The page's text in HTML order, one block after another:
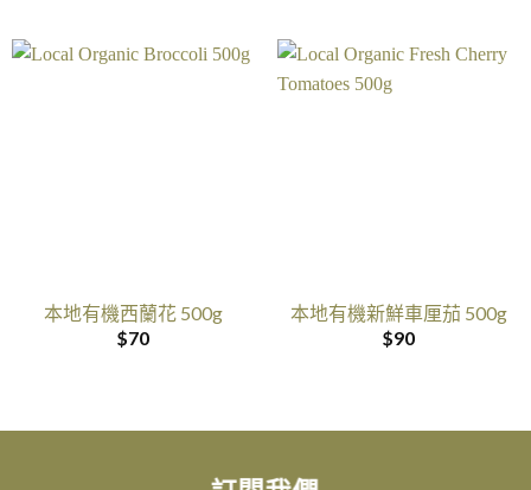
本地有機西蘭花 500g
$70
本地有機新鮮車厘茄 500g
$90